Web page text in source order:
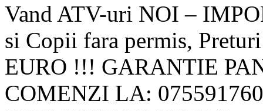
Vand ATV-uri NOI –
si Copii fara permis,
EURO !!! GARANTIE
COMENZI LA: